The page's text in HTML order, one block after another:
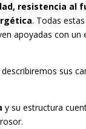
resistencia al
. Todas
apoyadas con un
sus
y su estructura